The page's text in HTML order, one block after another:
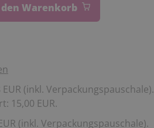
Warenkorb
(inkl. Verpackungspauschale).
15,00 EUR.
(inkl. Verpackungspauschale).